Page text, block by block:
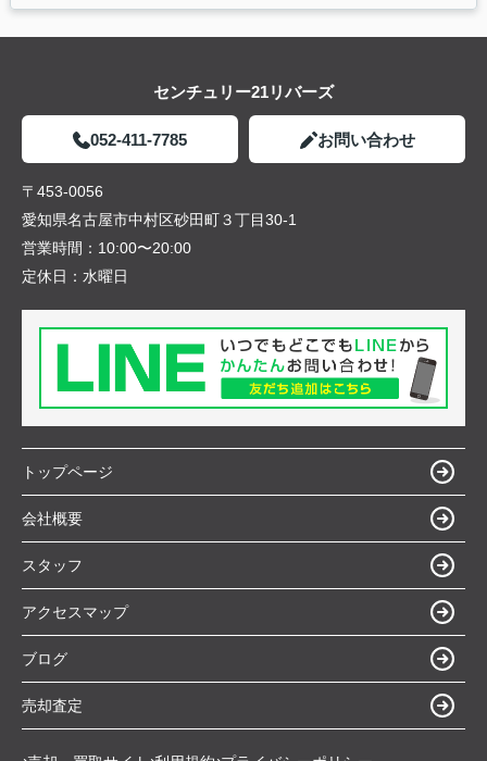
センチュリー21リバーズ
052-411-7785 お問い合わせ
〒453-0056
愛知県名古屋市中村区砂田町３丁目30-1
営業時間： 10:00〜20:00
定休日： 水曜日
トップページ
会社概要
スタッフ
アクセスマップ
ブログ
売却査定